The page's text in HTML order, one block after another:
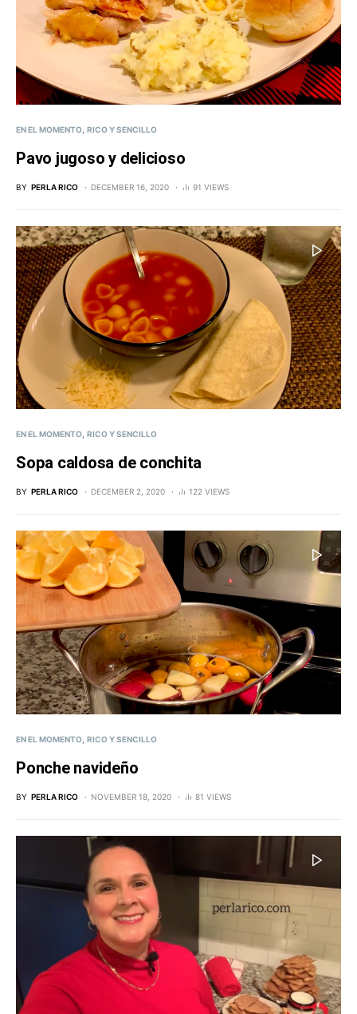
EN EL MOMENTO RICO Y SENCILLO
Pavo jugoso y delicioso
BY PERLA RICO DECEMBER 16, 2020 91 VIEWS
EN EL MOMENTO RICO Y SENCILLO
Sopa caldosa de conchita
BY PERLA RICO DECEMBER 2, 2020 122 VIEWS
EN EL MOMENTO RICO Y SENCILLO
Ponche navideño
BY PERLA RICO NOVEMBER 18, 2020 81 VIEWS